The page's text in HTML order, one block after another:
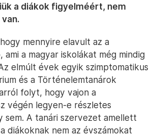
a diákok figyelméért, nem
mennyire elavult az a
ami a magyar iskolákat még mindig
elmúlt évek egyik szimptomatikus
és a Történelemtanárok
folyt, hogy vajon a
végén legyen-e részletes
sem. A tanári szervezet amellett
diákoknak nem az évszámokat